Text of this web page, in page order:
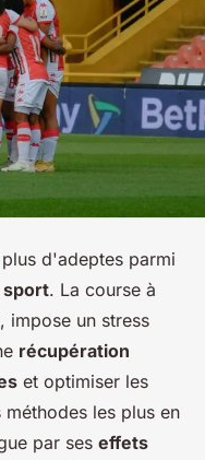
d'adeptes parmi
sport. La course à
, impose un stress
récupération
et optimiser les
les plus en
par ses effets